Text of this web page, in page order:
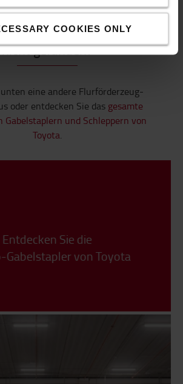
COOKIES ONLY
das gewünschte Gerät
nicht gefunden?
eine andere Flurförderzeug-
oder entdecken Sie das gesamte
Gabelstaplern und Schleppern von
Toyota.
Entdecken Sie die
Gabelstapler von Toyota